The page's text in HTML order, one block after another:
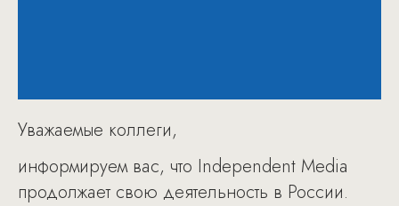
Уважаемые коллеги,
информируем вас, что Independent Media
продолжает свою деятельность в России.